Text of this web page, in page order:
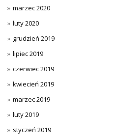
marzec 2020
luty 2020
grudzień 2019
lipiec 2019
czerwiec 2019
kwiecień 2019
marzec 2019
luty 2019
styczeń 2019